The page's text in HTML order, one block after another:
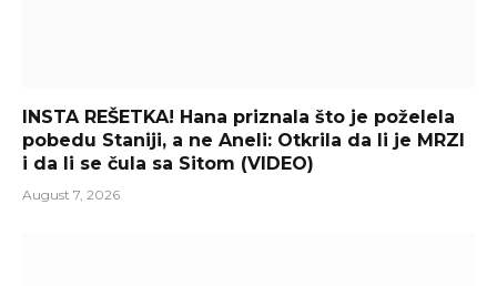
INSTA REŠETKA! Hana priznala što je poželela
pobedu Staniji, a ne Aneli: Otkrila da li je MRZI
i da li se čula sa Sitom (VIDEO)
August 7, 2026